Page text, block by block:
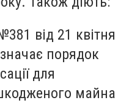
від 21 квітня
порядок
для
майна